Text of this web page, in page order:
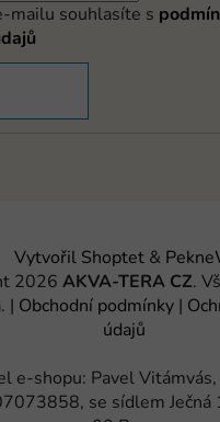
mailu souhlasíte s
Vytvořil Shoptet&
2026 AKVA-TERA CZ.
| Obchodní podmínky|
údajů
e-shopu: Pavel
se sídlem